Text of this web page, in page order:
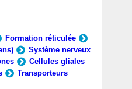
Formation réticulée
Système nerveux
Cellules gliales
Transporteurs